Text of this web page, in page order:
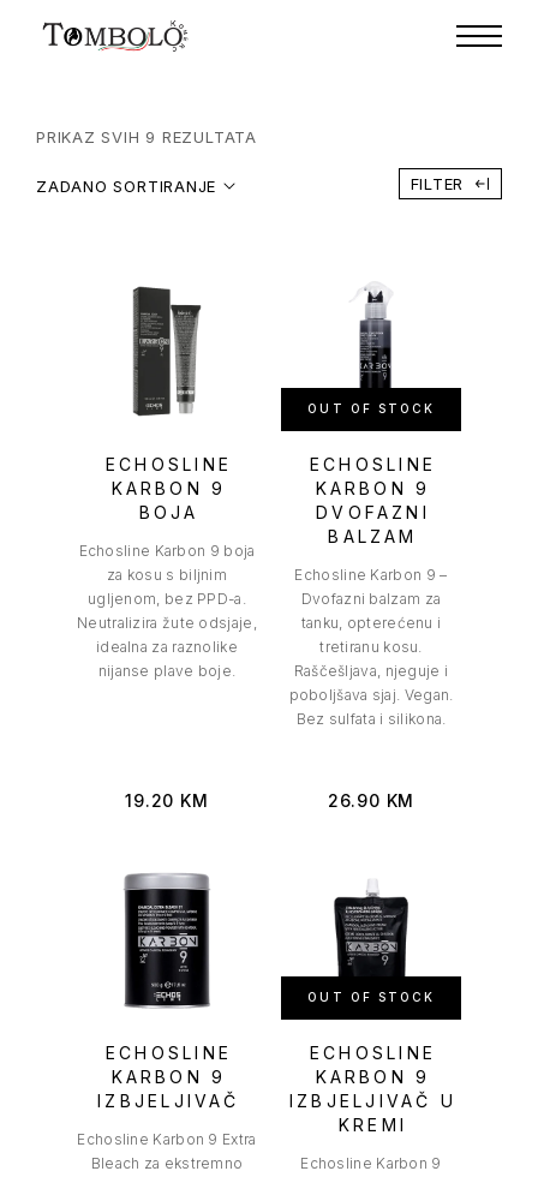
PRIKAZ SVIH 9 REZULTATA
ZADANO SORTIRANJE FILTER
ECHOSLINE
KARBON 9
BOJA
Echosline Karbon 9 boja
za kosu s biljnim
ugljenom, bez PPD-a.
Neutralizira žute odsjaje,
idealna za raznolike
nijanse plave boje.
19.20 KM
OUT OF STOCK
ECHOSLINE
KARBON 9
DVOFAZNI
BALZAM
Echosline Karbon 9 –
Dvofazni balzam za
tanku, opterećenu i
tretiranu kosu.
Raščešljava, njeguje i
poboljšava sjaj. Vegan.
Bez sulfata i silikona.
26.90 KM
ECHOSLINE
KARBON 9
IZBJELJIVAČ
Echosline Karbon 9 Extra
Bleach za ekstremno
OUT OF STOCK
ECHOSLINE
KARBON 9
IZBJELJIVAČ U
KREMI
Echosline Karbon 9